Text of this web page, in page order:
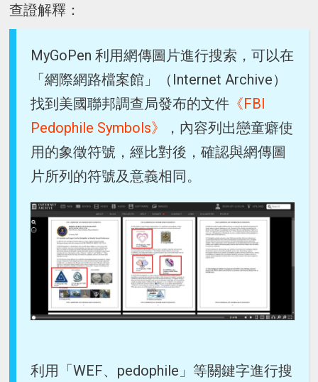
查證解釋：
MyGoPen 利用網傳圖片進行搜索，可以在
「網際網路檔案館」（Internet Archive）
找到美國聯邦調查局發布的文件 《FBI
Pedophile Symbols》
，內容列出戀童癖使
用的象徵符號，經比對後，確認與網傳圖
片所列的符號及意義相同。
利用「WEF、pedophile」等關鍵字進行搜